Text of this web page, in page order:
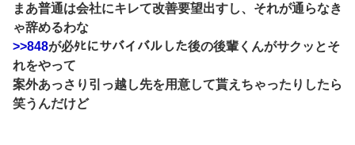
まあ普通は会社にキレて改善要望出すし、それが通らなき
ゃ辞めるわな
>>848が必ﾀﾋにサバイバルした後の後輩くんがサクッとそ
れをやって
案外あっさり引っ越し先を用意して貰えちゃったりしたら
笑うんだけど